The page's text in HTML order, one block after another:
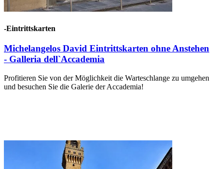
-Eintrittskarten
Michelangelos David Eintrittskarten ohne Anstehen
- Galleria dell`Accademia
Profitieren Sie von der Möglichkeit die Warteschlange zu umgehen
und besuchen Sie die Galerie der Accademia!